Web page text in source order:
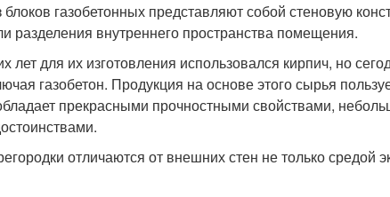
газобетонных представляют собой стеновую
разделения внутреннего пространства помещения.
лет для их изготовления использовался кирпич, но
газобетон. Продукция на основе этого сырья
прекрасными прочностными свойствами,
отличаются от внешних стен не только